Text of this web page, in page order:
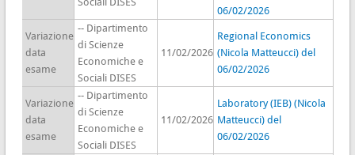
06/02/2026
Variazione
data
esame
-- Dipartimento
di Scienze
Economiche e
Sociali DISES
11/02/2026
Regional Economics
(Nicola Matteucci) del
06/02/2026
Variazione
data
esame
-- Dipartimento
di Scienze
Economiche e
Sociali DISES
11/02/2026
Laboratory (IEB) (Nicola
Matteucci) del
06/02/2026